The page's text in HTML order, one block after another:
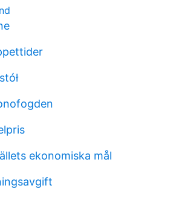
ekonomiska mål